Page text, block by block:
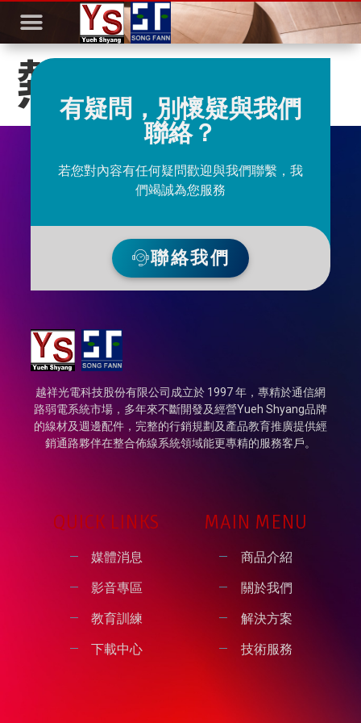
熱縮保護套管
有疑問，別懷疑與我們
聯絡？
若您對內容有任何疑問歡迎與我們聯繫，我
們竭誠為您服務
聯絡我們
越祥光電科技股份有限公司成立於 1997 年，專精於通信網
路弱電系統市場，多年來不斷開發及經營Yueh Shyang品牌
的線材及週邊配件，完整的行銷規劃及產品教育推廣提供經
銷通路夥伴在整合佈線系統領域能更專精的服務客戶。
QUICK LINKS
媒體消息
影音專區
教育訓練
下載中心
MAIN MENU
商品介紹
關於我們
解決方案
技術服務